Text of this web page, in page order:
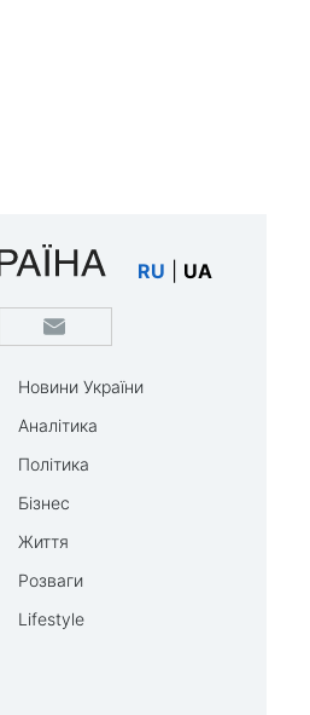
RU UA
Новини України
Аналітика
Політика
Бізнес
Життя
Розваги
Lifestyle